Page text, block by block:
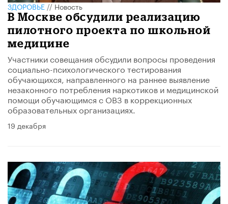
ЗДОРОВЬЕ//Новость
В Москве обсудили реализацию
пилотного проекта по школьной
медицине
Участники совещания обсудили вопросы проведения
социально-психологического тестирования
обучающихся, направленного на раннее выявление
незаконного потребления наркотиков и медицинской
помощи обучающимся с ОВЗ в коррекционных
образовательных организациях.
19 декабря